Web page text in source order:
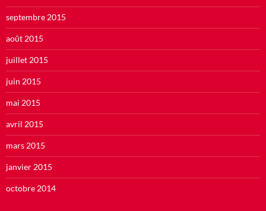
septembre 2015
août 2015
juillet 2015
juin 2015
mai 2015
avril 2015
mars 2015
janvier 2015
octobre 2014